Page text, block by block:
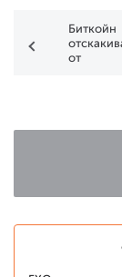
Биткойн
от